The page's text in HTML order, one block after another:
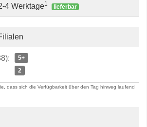
4 Werktage1 lieferbar
5+
2
dass sich die Verfügbarkeit über den Tag hinweg laufend